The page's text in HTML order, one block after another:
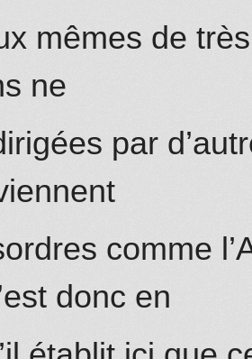
mêmes de
ne
par
comme
donc en